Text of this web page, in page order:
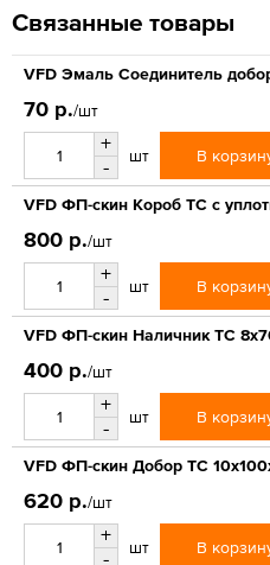
Связанные товары
VFD Эмаль Соединитель
70 р./шт
+
-
шт В
VFD ФП-скин Короб ТС с
800 р./шт
+
-
шт В
VFD ФП-скин Наличник ТС
400 р./шт
+
-
шт В
VFD ФП-скин Добор ТС
620 р./шт
+
-
шт В